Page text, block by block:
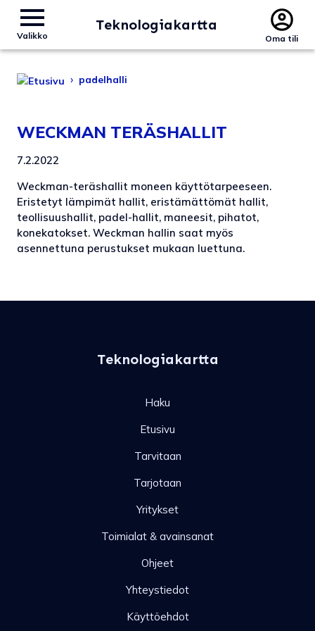
Valikko
Teknologiakartta
Oma tili
› padelhalli
WECKMAN TERÄSHALLIT
7.2.2022
Weckman-teräshallit moneen käyttötarpeeseen.
Eristetyt lämpimät hallit, eristämättömät hallit,
teollisuushallit, padel-hallit, maneesit, pihatot,
konekatokset. Weckman hallin saat myös
asennettuna perustukset mukaan luettuna.
Teknologiakartta
Haku
Etusivu
Tarvitaan
Tarjotaan
Yritykset
Toimialat & avainsanat
Ohjeet
Yhteystiedot
Käyttöehdot